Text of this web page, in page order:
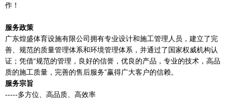
作！
服务政策
广东煌盛体育设施有限公司拥有专业设计和施工管理人员，建立了完
善、规范的质量管理体系和环境管理体系，并通过了国家权威机构认
证；凭借“规范的管理，良好的信誉，优良的产品，专业的技术，高品
质的施工质量，完善的售后服务”赢得广大客户的信赖。
服务宗旨
-----多方位、高品质、高效率